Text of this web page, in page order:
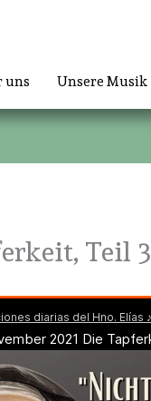
uns Unsere Musik
Teil 3